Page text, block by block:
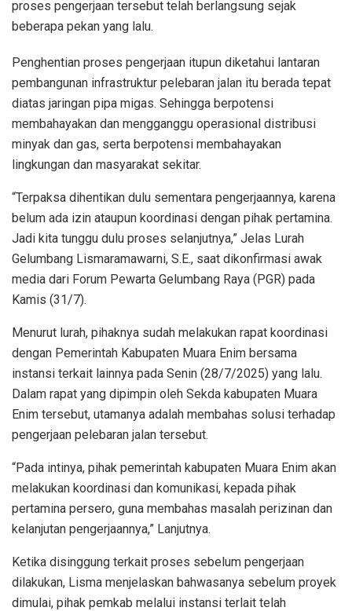
proses pengerjaan tersebut telah berlangsung sejak
beberapa pekan yang lalu.
Penghentian proses pengerjaan itupun diketahui lantaran
pembangunan infrastruktur pelebaran jalan itu berada tepat
diatas jaringan pipa migas. Sehingga berpotensi
membahayakan dan mengganggu operasional distribusi
minyak dan gas, serta berpotensi membahayakan
lingkungan dan masyarakat sekitar.
“Terpaksa dihentikan dulu sementara pengerjaannya, karena
belum ada izin ataupun koordinasi dengan pihak pertamina.
Jadi kita tunggu dulu proses selanjutnya,” Jelas Lurah
Gelumbang Lismaramawarni, S.E., saat dikonfirmasi awak
media dari Forum Pewarta Gelumbang Raya (PGR) pada
Kamis (31/7).
Menurut lurah, pihaknya sudah melakukan rapat koordinasi
dengan Pemerintah Kabupaten Muara Enim bersama
instansi terkait lainnya pada Senin (28/7/2025) yang lalu.
Dalam rapat yang dipimpin oleh Sekda kabupaten Muara
Enim tersebut, utamanya adalah membahas solusi terhadap
pengerjaan pelebaran jalan tersebut.
“Pada intinya, pihak pemerintah kabupaten Muara Enim akan
melakukan koordinasi dan komunikasi, kepada pihak
pertamina persero, guna membahas masalah perizinan dan
kelanjutan pengerjaannya,” Lanjutnya.
Ketika disinggung terkait proses sebelum pengerjaan
dilakukan, Lisma menjelaskan bahwasanya sebelum proyek
dimulai, pihak pemkab melalui instansi terlait telah